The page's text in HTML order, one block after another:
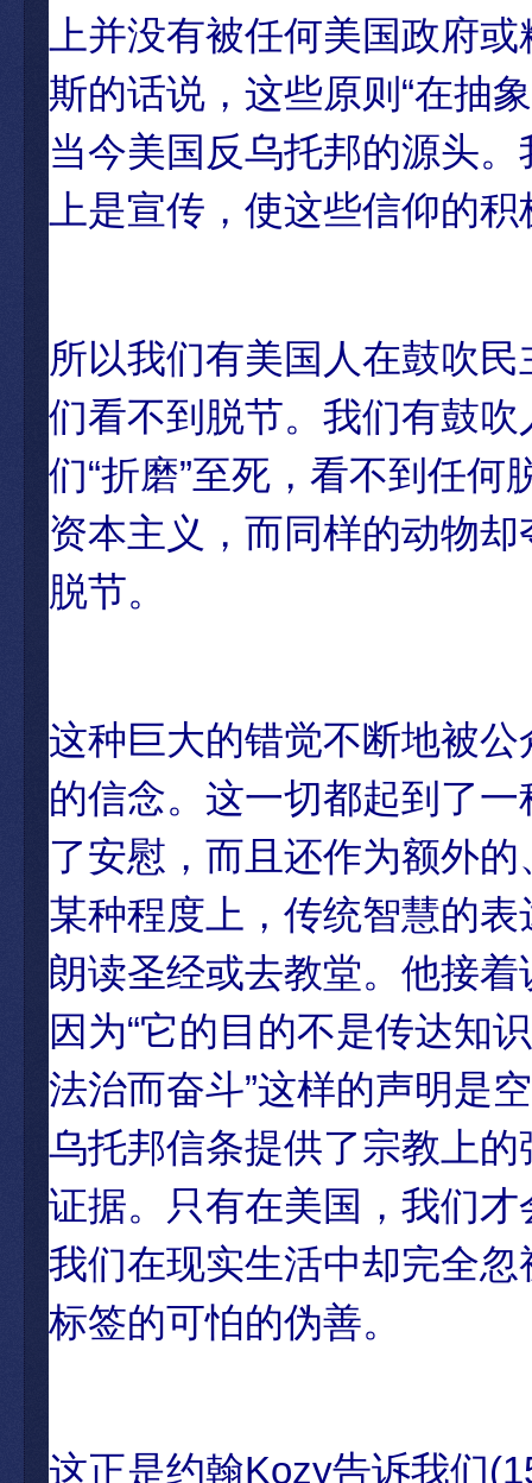
上并没有被任何美国政府
斯的话说，这些原则“在抽
当今美国反乌托邦的源头
上是宣传，使这些信仰的
所以我们有美国人在鼓吹
们看不到脱节。我们有鼓
们“折磨”至死，看不到任
资本主义，而同样的动物
脱节。
这种巨大的错觉不断地被
的信念。这一切都起到了
了安慰，而且还作为额外
某种程度上，传统智慧的
朗读圣经或去教堂。他接
因为“它的目的不是传达知
法治而奋斗”这样的声明是
乌托邦信条提供了宗教上
证据。只有在美国，我们
我们在现实生活中却完全
标签的可怕的伪善。
这正是约翰Kozy告诉我们